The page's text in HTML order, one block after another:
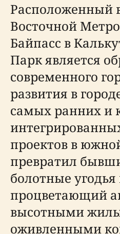
Расположенный
Восточной
Байпасс в
Парк является
современного
развития в
самых ранних и
проектов в
превратил
болотные угодья
процветающий
высотными
оживленными